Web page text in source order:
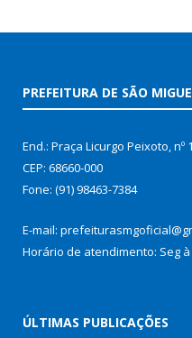
PREFEITURA DE SÃO
End.: Praça Licurgo Peixoto, nº
CEP: 68660-000
Fone: (91) 98463-7384
E-mail:
Horário de atendimento: Seg à
ÚLTIMAS PUBLICAÇÕES